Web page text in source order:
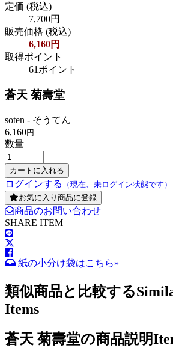
定価 (税込)
7,700円
販売価格 (税込)
6,160円
取得ポイント
61ポイント
蒼天 菊壽堂
soten - そうてん
6,160円
数量
ログインする
（現在、未ログイン状態です）
お気に入り商品に登録
商品のお問い合わせ
SHARE ITEM
紙の小分け袋はこちら»
類似商品と比較する
Items
蒼天 菊壽堂の商品説明